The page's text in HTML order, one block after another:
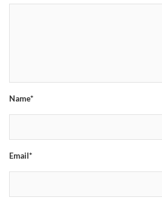
Name*
Email*